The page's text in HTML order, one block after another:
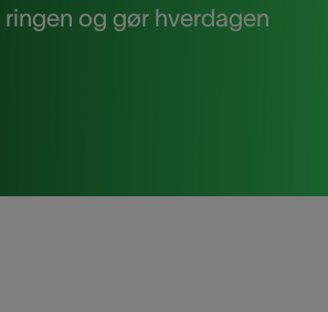
og gør hverdagen